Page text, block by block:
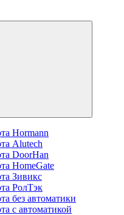
Hormann
Alutech
DoorHan
HomeGate
Зивикс
РолТэк
без автоматики
с автоматикой